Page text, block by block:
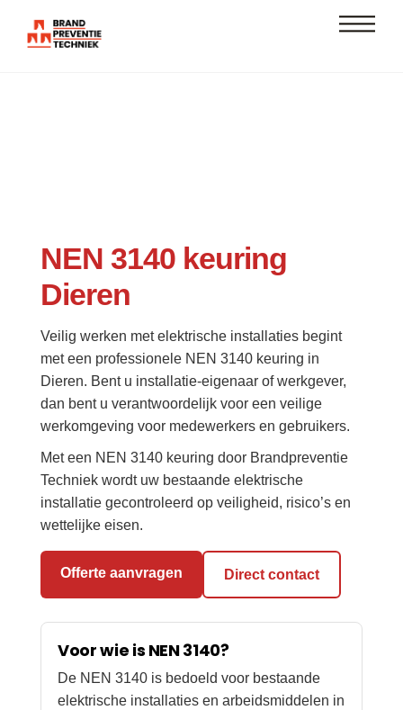
NEN 3140 keuring
Dieren
Veilig werken met elektrische installaties begint
met een professionele NEN 3140 keuring in
Dieren. Bent u installatie-eigenaar of werkgever,
dan bent u verantwoordelijk voor een veilige
werkomgeving voor medewerkers en gebruikers.
Met een NEN 3140 keuring door Brandpreventie
Techniek wordt uw bestaande elektrische
installatie gecontroleerd op veiligheid, risico’s en
wettelijke eisen.
Offerte aanvragen Direct contact
Voor wie is NEN 3140?
De NEN 3140 is bedoeld voor bestaande
elektrische installaties en arbeidsmiddelen in